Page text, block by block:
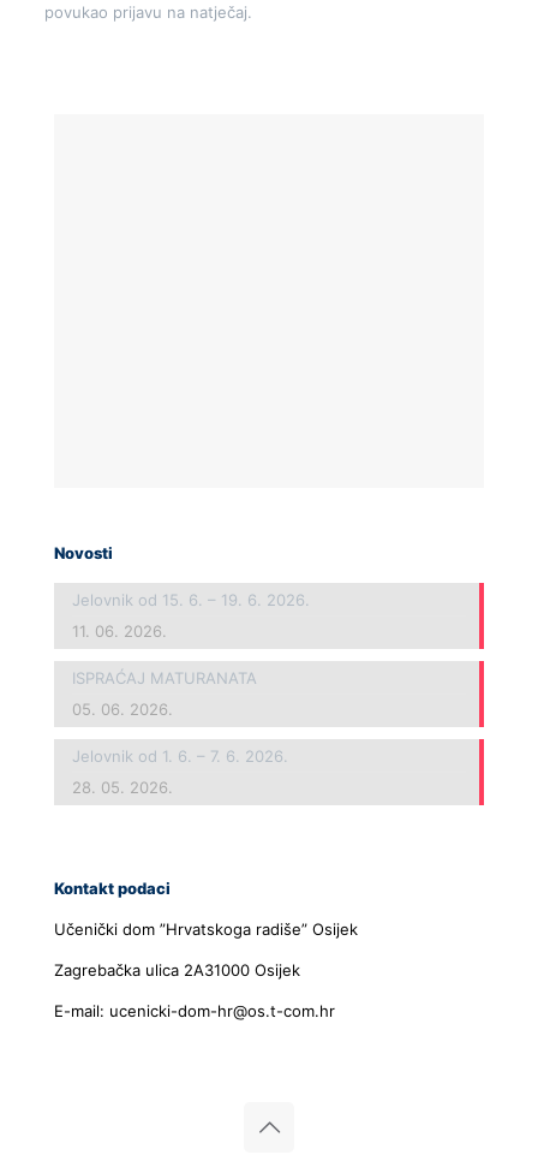
povukao prijavu na natječaj.
Novosti
Jelovnik od 15. 6. – 19. 6. 2026.
11. 06. 2026.
ISPRAĆAJ MATURANATA
05. 06. 2026.
Jelovnik od 1. 6. – 7. 6. 2026.
28. 05. 2026.
Kontakt podaci
Učenički dom ”Hrvatskoga radiše” Osijek
Zagrebačka ulica 2A31000 Osijek
E-mail: ucenicki-dom-hr@os.t-com.hr